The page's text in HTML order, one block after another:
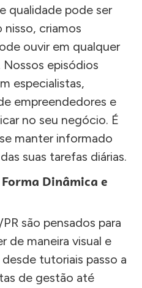
qualidade pode ser
nisso, criamos
ouvir em qualquer
Nossos episódios
especialistas,
empreendedores e
no seu negócio. É
manter informado
suas tarefas diárias.
Dinâmica e
são pensados para
de maneira visual e
tutoriais passo a
de gestão até